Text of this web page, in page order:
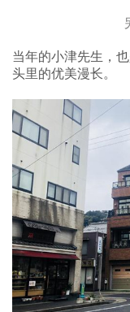
当年的小津先生，
头里的优美漫长。